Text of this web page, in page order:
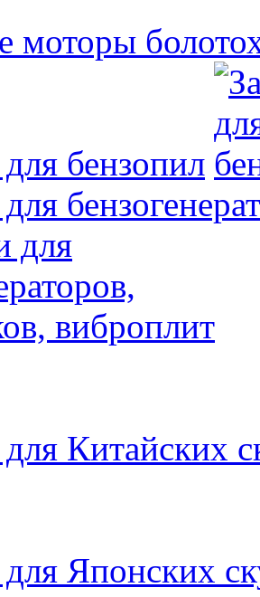
моторы
бензопил
Китайских
для Японских